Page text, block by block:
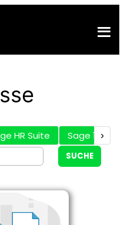
HR Suite Sage 100
›
SUCHE